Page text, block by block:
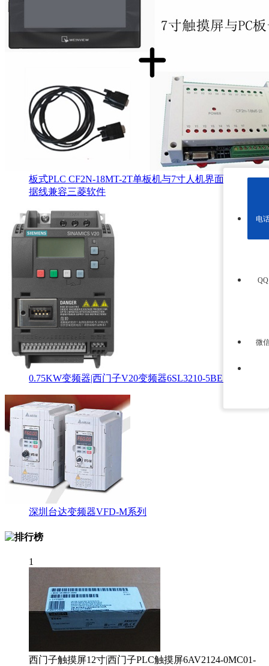
板式PLC CF2N-18MT-2T单板机与7寸人机界面套装送数
据线兼容三菱软件
0.75KW变频器|西门子V20变频器6SL3210-5BE17-5UV0
深圳台达变频器VFD-M系列
1
西门子触摸屏12寸|西门子PLC触摸屏6AV2124-0MC01-
电
微